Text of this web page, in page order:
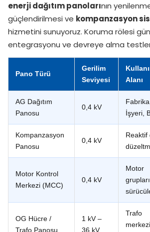
enerji dağıtım panolarının
güçlendirilmesi ve kompanzasyon
hizmetini sunuyoruz. Koruma rölesi
entegrasyonu ve devreye alma
Pano Türü
Gerilim
Seviyesi
Alanı
AG Dağıtım
Panosu
0,4 kV
Fabrika,
İşyeri,
Kompanzasyon
Panosu
0,4 kV
Reaktif
Motor Kontrol
Merkezi (MCC)
0,4 kV
Motor
grupları,
OG Hücre /
Trafo Panosu
1 kV –
36 kV
Trafo
merkezi,